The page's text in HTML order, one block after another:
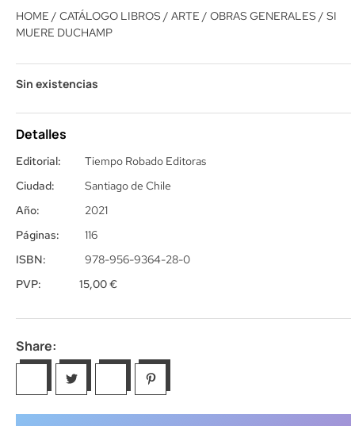
HOME / CATÁLOGO LIBROS / ARTE / OBRAS GENERALES / SI
MUERE DUCHAMP
Sin existencias
Detalles
Editorial:
Ciudad:
Año:
Páginas:
ISBN:
Tiempo Robado Editoras
Santiago de Chile
2021
116
978-956-9364-28-0
PVP:
15,00€
Share: